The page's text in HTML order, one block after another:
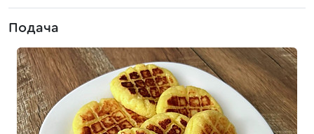
Подача